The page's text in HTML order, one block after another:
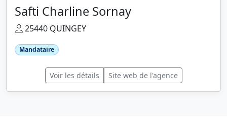
Safti Charline Sornay
25440 QUINGEY
Mandataire
Voir les détails Site web de l'agence